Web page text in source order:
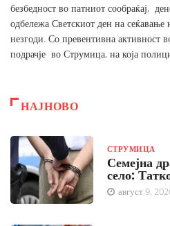
безбедност во патниот сообраќај,
одбележа Светскиот ден на сеќавање
незгоди. Со превентивна активност
подрачје во Струмица, на која
НАЈНОВО
СТРУМИЦА
Семејна
село:
август 9,